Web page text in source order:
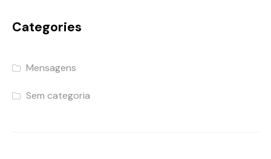
Categories
Mensagens
Sem categoria